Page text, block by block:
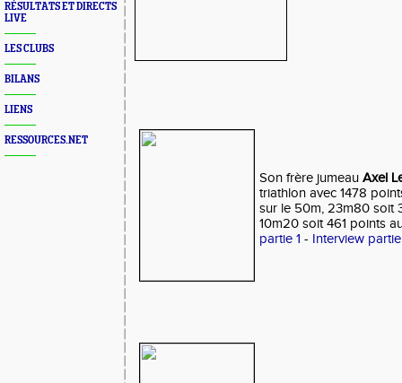
RÉSULTATS ET DIRECTS
LIVE
LES CLUBS
BILANS
LIENS
RESSOURCES.NET
Son frère jumeau Axel
triathlon avec 1478
sur le 50m, 23m80 soit
10m20 soit 461 points
partie 1 - Interview